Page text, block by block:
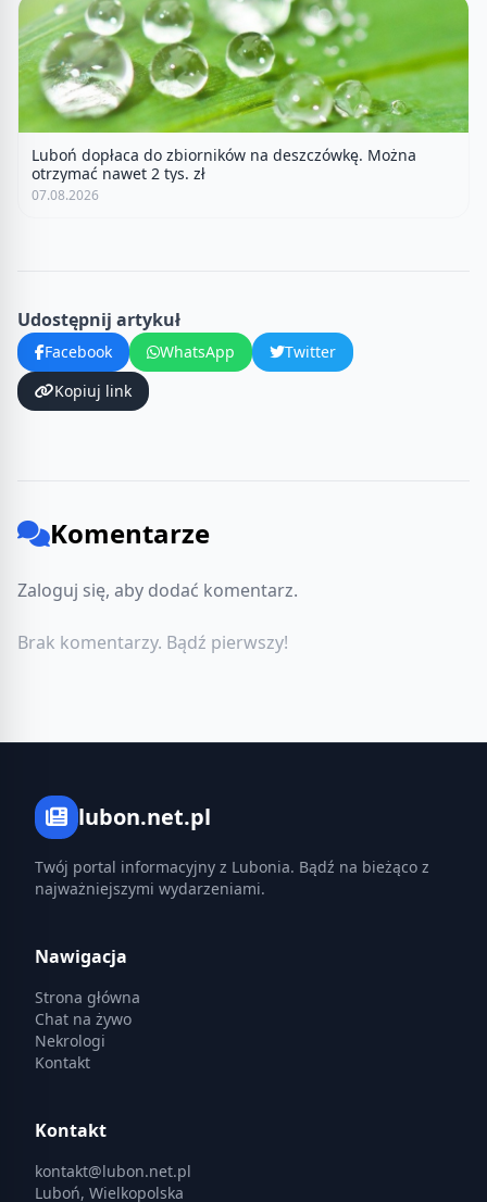
Luboń dopłaca do zbiorników na deszczówkę. Można
otrzymać nawet 2 tys. zł
07.08.2026
Udostępnij artykuł
Facebook WhatsApp
Twitter
Kopiuj link
Komentarze
Zaloguj się, aby dodać komentarz.
Brak komentarzy. Bądź pierwszy!
lubon.net.pl
Twój portal informacyjny z Lubonia. Bądź na bieżąco z
najważniejszymi wydarzeniami.
Nawigacja
Strona główna
Chat na żywo
Nekrologi
Kontakt
Kontakt
kontakt@lubon.net.pl
Luboń, Wielkopolska